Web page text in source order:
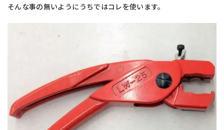
そんな事の無いようにうちではコレを使います。